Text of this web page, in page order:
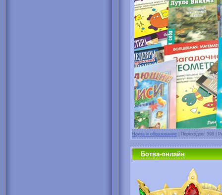
Наука и образование | Переходов: 598 |
Ботва-онлайн